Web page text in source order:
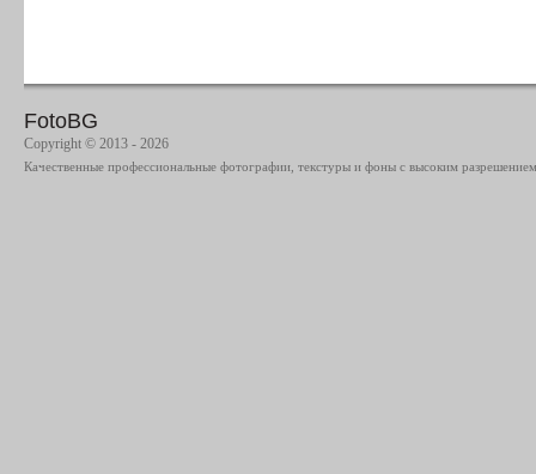
FotoBG
Copyright © 2013 - 2026
Качественные профессиональные фотографии, текстуры и фоны с высоким разрешением